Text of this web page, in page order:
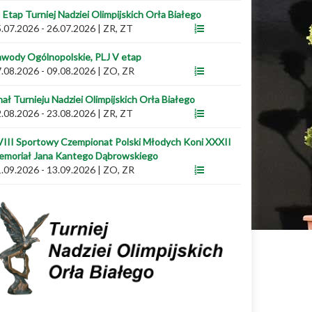
Turniej Nadziei Olimpijskich Orła Białego
- 26.07.2026 | ZR, ZT
Ogólnopolskie, PLJ V etap
- 09.08.2026 | ZO, ZR
Turnieju Nadziei Olimpijskich Orła Białego
- 23.08.2026 | ZR, ZT
Sportowy Czempionat Polski Młodych Koni XXXII
Jana Kantego Dąbrowskiego
- 13.09.2026 | ZO, ZR